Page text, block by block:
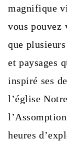
magnifique
vous pouvez
que
et paysages
inspiré ses
l’église
heures